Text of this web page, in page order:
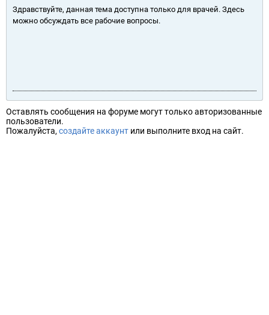
Здравствуйте, данная тема доступна только для врачей. Здесь
можно обсуждать все рабочие вопросы.
Оставлять сообщения на форуме могут только авторизованные
пользователи.
Пожалуйста, создайте аккаунт или выполните вход на сайт.